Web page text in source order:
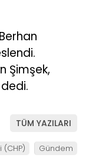
Şimşek,
TÜM YAZILARI
Gündem